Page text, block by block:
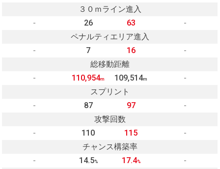
３０ｍライン進入
-
26 63
-
ペナルティエリア進入
-
7 16
-
総移動距離
-
110,954m 109,514m
-
スプリント
-
87 97
-
攻撃回数
-
110 115
-
チャンス構築率
-
14.5% 17.4%
-